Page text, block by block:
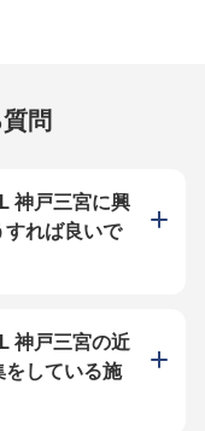
人数向けの段取りやチーム
を通じて、宴会調理の力を
できます。 【季節ごと
、ホテルならではの高級食
られます。自分で考えた料
されるなど、意見を出しな
できる環境です。 【働く
ゴールドステージ認証 ・
利用割引、他施設利用制度
厚生も充実
り、取得
施設利
福利厚生
問
神戸三宮に興
れば良いで
神戸三宮の近
をしている施